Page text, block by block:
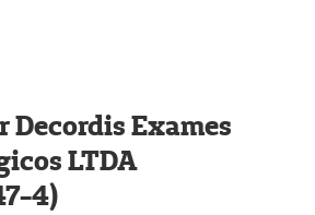
Decordis Exames
LTDA
4)